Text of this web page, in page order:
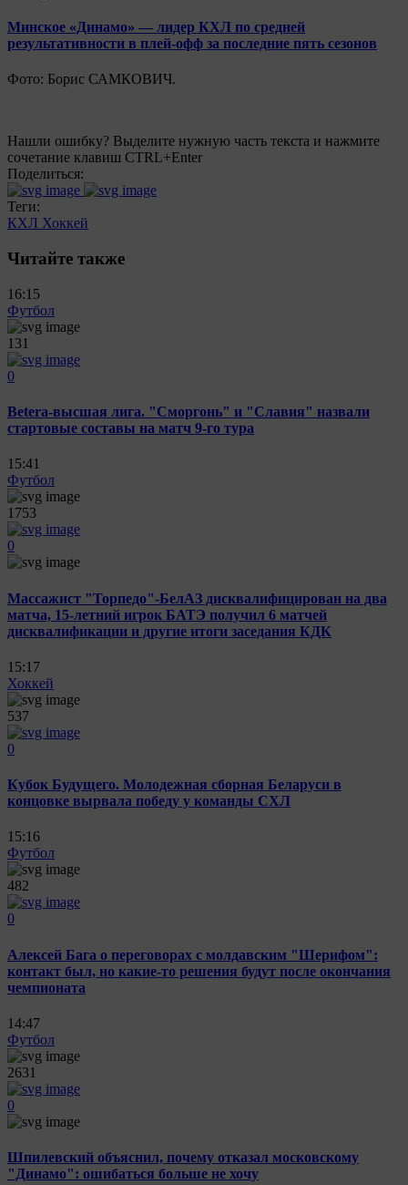
Минское «Динамо» — лидер КХЛ по средней
результативности в плей-офф за последние пять сезонов
Фото: Борис САМКОВИЧ.
Нашли ошибку? Выделите нужную часть текста и нажмите
сочетание клавиш CTRL+Enter
Поделиться:
Теги:
КХЛ Хоккей
Читайте также
16:15
Футбол
131
0
Betera-высшая лига. "Сморгонь" и "Славия" назвали
стартовые составы на матч 9-го тура
15:41
Футбол
1753
0
Массажист "Торпедо"-БелАЗ дисквалифицирован на два
матча, 15-летний игрок БАТЭ получил 6 матчей
дисквалификации и другие итоги заседания КДК
15:17
Хоккей
537
0
Кубок Будущего. Молодежная сборная Беларуси в
концовке вырвала победу у команды СХЛ
15:16
Футбол
482
0
Алексей Бага о переговорах с молдавским "Шерифом":
контакт был, но какие-то решения будут после окончания
чемпионата
14:47
Футбол
2631
0
Шпилевский объяснил, почему отказал московскому
"Динамо": ошибаться больше не хочу